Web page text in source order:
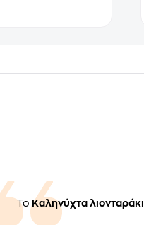
Το Καληνύχτα λιονταράκι